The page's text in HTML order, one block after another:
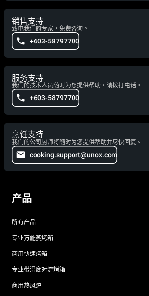
销售支持
致电我们的专家，免费咨询。
+603-58797700
服务支持
我们的技术人员随时为您提供帮助，请拨打电话。
+603-58797700
烹饪支持
我们的公司厨师将随时为您提供帮助并尽快回复。
cooking.support@unox.com
产品
所有产品
专业万能蒸烤箱
商用快速烤箱
专业带湿度对流烤箱
商用热风炉